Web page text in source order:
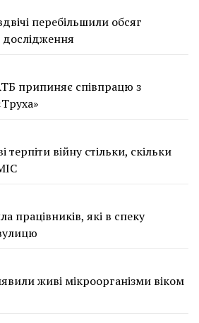
перебільшили обсяг
дослідження
припиняє співпрацю з
терпіти війну стільки, скільки
працівників, які в спеку
живі мікроорганізми віком